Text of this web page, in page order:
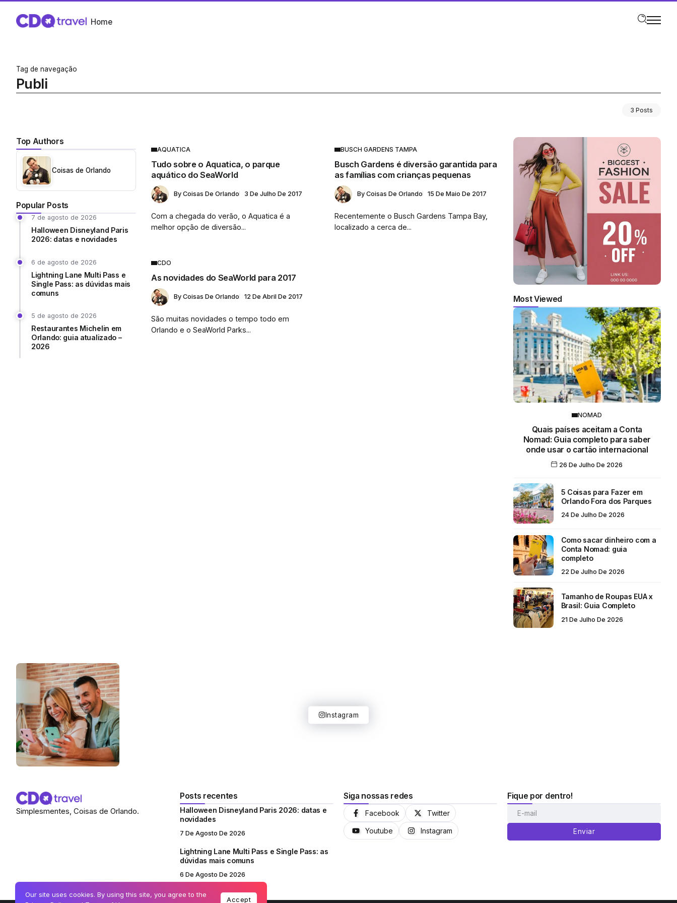
Home
Tag de navegação
Publi
3 Posts
Top Authors
Coisas de Orlando
Popular Posts
7 de agosto de 2026
Halloween Disneyland Paris
2026: datas e novidades
6 de agosto de 2026
Lightning Lane Multi Pass e
Single Pass: as dúvidas mais
comuns
5 de agosto de 2026
Restaurantes Michelin em
Orlando: guia atualizado –
2026
AQUATICA
Tudo sobre o Aquatica, o parque
aquático do SeaWorld
By Coisas De Orlando 3 De Julho De 2017
Com a chegada do verão, o Aquatica é a
melhor opção de diversão...
BUSCH GARDENS TAMPA
Busch Gardens é diversão garantida para
as famílias com crianças pequenas
By Coisas De Orlando 15 De Maio De 2017
Recentemente o Busch Gardens Tampa Bay,
localizado a cerca de...
CDO
As novidades do SeaWorld para 2017
By Coisas De Orlando 12 De Abril De 2017
São muitas novidades o tempo todo em
Orlando e o SeaWorld Parks...
Most Viewed
NOMAD
Quais países aceitam a Conta
Nomad: Guia completo para saber
onde usar o cartão internacional
26 De Julho De 2026
5 Coisas para Fazer em
Orlando Fora dos Parques
24 De Julho De 2026
Como sacar dinheiro com a
Conta Nomad: guia
completo
22 De Julho De 2026
Tamanho de Roupas EUA x
Brasil: Guia Completo
21 De Julho De 2026
Instagram
Simplesmentes, Coisas de Orlando.
Posts recentes
Halloween Disneyland Paris 2026: datas e
novidades
7 De Agosto De 2026
Lightning Lane Multi Pass e Single Pass: as
dúvidas mais comuns
6 De Agosto De 2026
Siga nossas redes
Facebook Twitter
Youtube Instagram
Fique por dentro!
Enviar
Our site uses cookies. By using this site, you agree to the
Accept